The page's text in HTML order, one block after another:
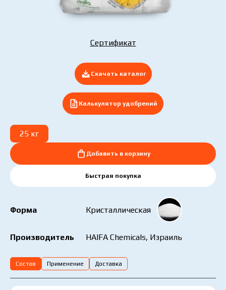
Сертификат
Скачать каталог
Калькулятор удобрений
25 кг
Добавить в корзину
Быстрая покупка
Форма Кристаллическая
Производитель HAIFA Chemicals, Израиль
Состав Применение Доставка